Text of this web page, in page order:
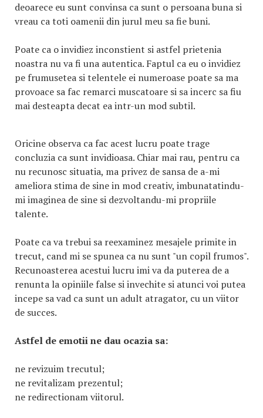
deoarece eu sunt convinsa ca sunt o persoana buna si
vreau ca toti oamenii din jurul meu sa fie buni.
Poate ca o invidiez inconstient si astfel prietenia
noastra nu va fi una autentica. Faptul ca eu o invidiez
pe frumusetea si telentele ei numeroase poate sa ma
provoace sa fac remarci muscatoare si sa incerc sa fiu
mai desteapta decat ea intr-un mod subtil.
Oricine observa ca fac acest lucru poate trage
concluzia ca sunt invidioasa. Chiar mai rau, pentru ca
nu recunosc situatia, ma privez de sansa de a-mi
ameliora stima de sine in mod creativ, imbunatatindu-
mi imaginea de sine si dezvoltandu-mi propriile
talente.
Poate ca va trebui sa reexaminez mesajele primite in
trecut, cand mi se spunea ca nu sunt "un copil frumos".
Recunoasterea acestui lucru imi va da puterea de a
renunta la opiniile false si invechite si atunci voi putea
incepe sa vad ca sunt un adult atragator, cu un viitor
de succes.
Astfel de emotii ne dau ocazia sa:
ne revizuim trecutul;
ne revitalizam prezentul;
ne redirectionam viitorul.